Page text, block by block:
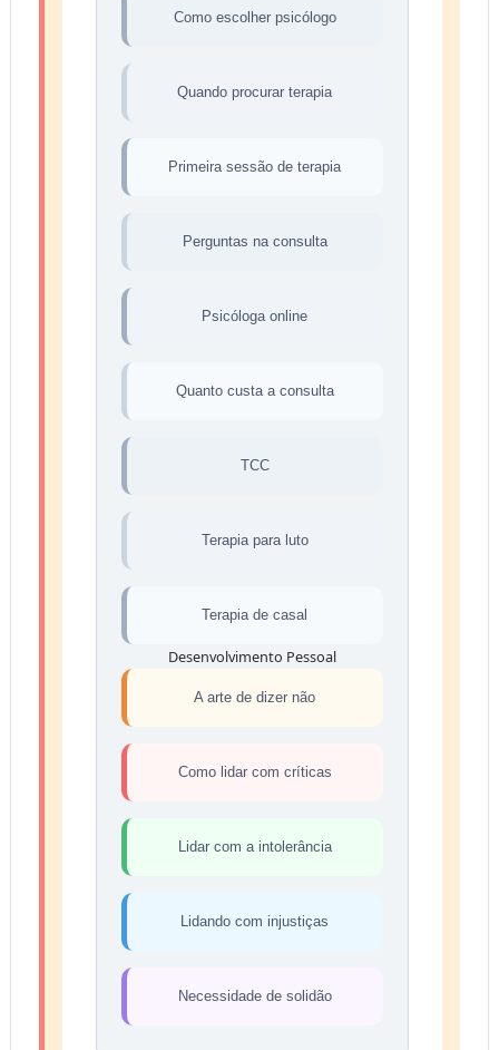
Como escolher psicólogo
Quando procurar terapia
Primeira sessão de terapia
Perguntas na consulta
Psicóloga online
Quanto custa a consulta
TCC
Terapia para luto
Terapia de casal
Desenvolvimento Pessoal
A arte de dizer não
Como lidar com críticas
Lidar com a intolerância
Lidando com injustiças
Necessidade de solidão